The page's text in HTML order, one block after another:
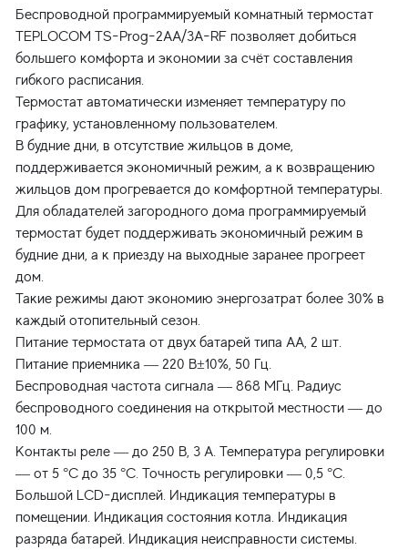
Беспроводной программируемый комнатный термостат
TEPLOCOM TS-Prog-2AA/3A-RF позволяет добиться
большего комфорта и экономии за счёт составления
гибкого расписания.
Термостат автоматически изменяет температуру по
графику, установленному пользователем.
В будние дни, в отсутствие жильцов в доме,
поддерживается экономичный режим, а к возвращению
жильцов дом прогревается до комфортной температуры.
Для обладателей загородного дома программируемый
термостат будет поддерживать экономичный режим в
будние дни, а к приезду на выходные заранее прогреет
дом.
Такие режимы дают экономию энергозатрат более 30% в
каждый отопительный сезон.
Питание термостата от двух батарей типа АА, 2 шт.
Питание приемника — 220 В±10%, 50 Гц.
Беспроводная частота сигнала — 868 МГц. Радиус
беспроводного соединения на открытой местности — до
100 м.
Контакты реле — до 250 В, 3 А. Температура регулировки
— от 5 °С до 35 °С. Точность регулировки — 0,5 °С.
Большой LCD-дисплей. Индикация температуры в
помещении. Индикация состояния котла. Индикация
разряда батарей. Индикация неисправности системы.